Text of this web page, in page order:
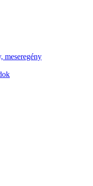
meseregény